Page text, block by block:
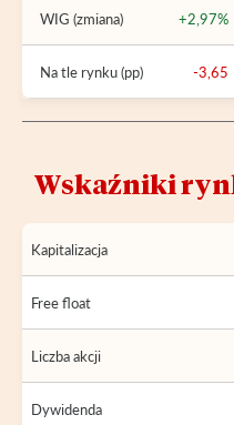
WIG (zmiana) +2,97%
Na tle rynku (pp) -3,65
Wskaźniki
Kapitalizacja
Free float
Liczba akcji
Dywidenda